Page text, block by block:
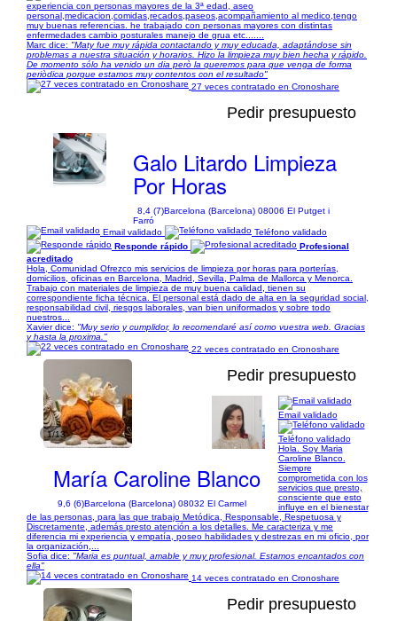
experiencia con personas mayores de la 3ª edad, aseo
personal,medicacion,comidas,recados,paseos,acompañamiento al medico,tengo
muy buenas referencias. he trabajado con personas mayores con distintas
enfermedades cambio posturales manejo de grua etc.......
Marc dice: "Maty fue muy rápida contactando y muy educada, adaptándose sin
problemas a nuestra situación y horarios. Hizo la limpieza muy bien hecha y rápido.
De momento sólo ha venido un dia però la queremos para que venga de forma
periòdica porque estamos muy contentos con el resultado"
27 veces contratado en Cronoshare
Pedir presupuesto
Galo Litardo Limpieza
Por Horas
8,4 (7)Barcelona (Barcelona) 08006 El Putget i
Farró
Email validado
Teléfono validado
Responde rápido
Profesional
acreditado
Hola, Comunidad Ofrezco mis servicios de limpieza por horas para porterías,
domicilios, oficinas en Barcelona, Madrid, Sevilla, Palma de Mallorca y Menorca.
Trabajo con materiales de limpieza de muy buena calidad, tienen su
correspondiente ficha técnica. El personal está dado de alta en la seguridad social,
responsabilidad civil, riesgos laborales, van bien uniformados y sobre todo
nuestros...
Xavier dice: "Muy serio y cumplidor, lo recomendaré así como vuestra web. Gracias
y hasta la proxima."
22 veces contratado en Cronoshare
1/13
Pedir presupuesto
María Caroline Blanco
9,6 (6)Barcelona (Barcelona) 08032 El Carmel
Email validado
Teléfono validado
Hola. Soy Maria
Caroline Blanco.
Siempre
comprometida con los
servicios que presto,
consciente que esto
influye en el bienestar
de las personas, para las que trabajo Metódica, Responsable, Respetuosa y
Discretamente, además presto atención a los detalles. Me caracteriza y me
diferencia mi experiencia y empatía, poseo habilidades y destrezas en mi oficio, por
la organización,...
Sofia dice: "Maria es puntual, amable y muy profesional. Estamos encantados con
ella"
14 veces contratado en Cronoshare
Pedir presupuesto